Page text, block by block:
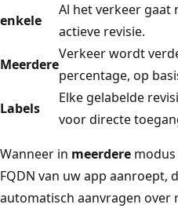
enkele
Al het verkeer gaat
actieve revisie.
Meerdere
Verkeer wordt
percentage, op
Labels
Elke gelabelde
voor directe
Wanneer in meerdere
FQDN van uw app aanroept,
automatisch aanvragen over